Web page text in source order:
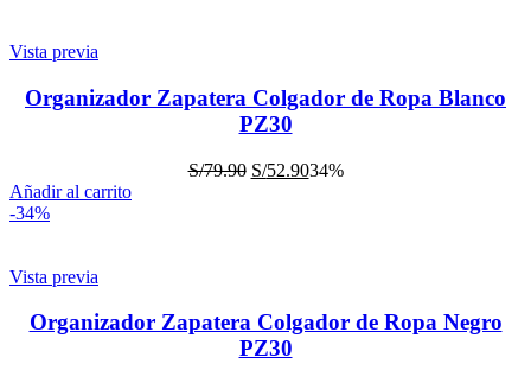
Vista previa
Organizador Zapatera Colgador de Ropa Blanco
PZ30
S/79.90 S/52.9034%
Añadir al carrito
-34%
Vista previa
Organizador Zapatera Colgador de Ropa Negro
PZ30